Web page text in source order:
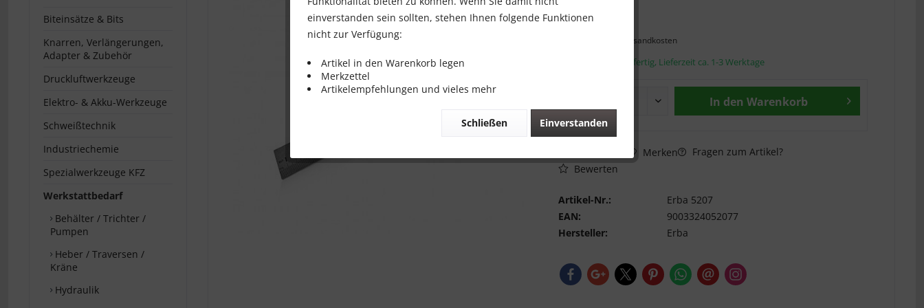
Biteinsätze & Bits
Knarren, Verlängerungen,
Adapter & Zubehör
Druckluftwerkzeuge
Elektro- & Akku-Werkzeuge
Schweißtechnik
Industriechemie
Spezialwerkzeuge KFZ
Werkstattbedarf
Behälter / Trichter /
Pumpen
Heber / Traversen /
Kräne
Hydraulik
Inhalt:1 Stück
zzgl. Versandkosten
Sofort versandfertig, Lieferzeit ca. 1-3 Werktage
In den Warenkorb
Merken
Fragen zum Artikel?
Bewerten
Artikel-Nr.:
Erba 5207
EAN:
9003324052077
Hersteller:
Erba
einverstanden sein sollten, stehen Ihnen folgende Funktionen
nicht zur Verfügung:
Artikel in den Warenkorb legen
Merkzettel
Artikelempfehlungen und vieles mehr
Einverstanden
Schließen